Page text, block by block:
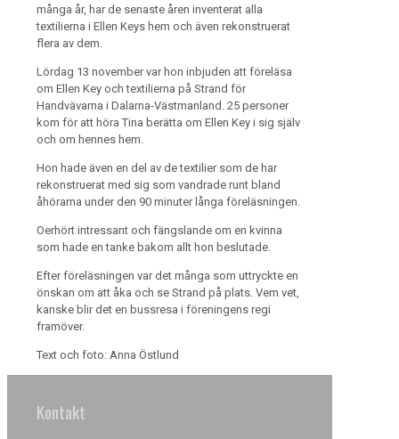
många år, har de senaste åren inventerat alla
textilierna i Ellen Keys hem och även rekonstruerat
flera av dem.
Lördag 13 november var hon inbjuden att föreläsa
om Ellen Key och textilierna på Strand för
Handvävarna i Dalarna-Västmanland. 25 personer
kom för att höra Tina berätta om Ellen Key i sig själv
och om hennes hem.
Hon hade även en del av de textilier som de har
rekonstruerat med sig som vandrade runt bland
åhörarna under den 90 minuter långa föreläsningen.
Oerhört intressant och fängslande om en kvinna
som hade en tanke bakom allt hon beslutade.
Efter föreläsningen var det många som uttryckte en
önskan om att åka och se Strand på plats. Vem vet,
kanske blir det en bussresa i föreningens regi
framöver.
Text och foto: Anna Östlund
Kontakt